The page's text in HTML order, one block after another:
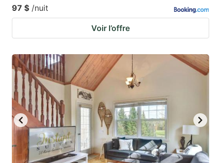
97 $ /nuit
Voir l’offre